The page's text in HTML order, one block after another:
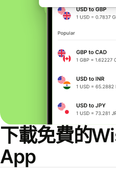
下載免費的
App